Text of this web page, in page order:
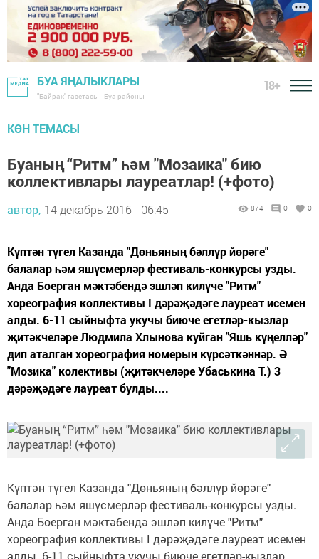
БУА ЯҢАЛЫКЛАРЫ
"Байрак" газетасы - Буа районы
18+
КӨН ТЕМАСЫ
Буаның “Ритм” һәм "Мозаика" бию
коллективлары лауреатлар! (+фото)
автор, 14 декабрь 2016 - 06:45 874 0 0
Күптән түгел Казанда "Дөньяның бәллүр йөрәге"
балалар һәм яшүсмерләр фестиваль-конкурсы узды.
Анда Боерган мәктәбендә эшләп килүче "Ритм"
хореография коллективы I дәрәҗәдәге лауреат исемен
алды. 6-11 сыйныфта укучы биюче егетләр-кызлар
җитәкчеләре Людмила Хлынова куйган "Яшь күңелләр"
дип аталган хореография номерын күрсәткәннәр. Ә
"Мозика" колективы (җитәкчеләре Убаськина Т.) 3
дәрәҗәдәге лауреат булды....
Күптән түгел Казанда "Дөньяның бәллүр йөрәге"
балалар һәм яшүсмерләр фестиваль-конкурсы узды.
Анда Боерган мәктәбендә эшләп килүче "Ритм"
хореография коллективы I дәрәҗәдәге лауреат исемен